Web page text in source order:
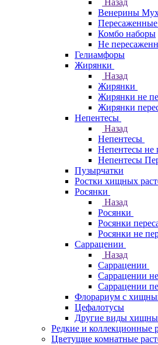
Назад
Венерины
Комбо наборы
Не
Гелиамфоры
Жирянки
Назад
Жирянки
Жирянки не
Жирянки
Непентесы
Назад
Непентесы
Непентесы не
Непентесы
Пузырчатки
Ростки хищных
Росянки
Назад
Росянки
Росянки
Росянки не
Саррацении
Назад
Саррацении
Саррацении
Саррацении
Флорариум с
Цефалотусы
Другие виды
Редкие и коллекционные
Цветущие комнатные